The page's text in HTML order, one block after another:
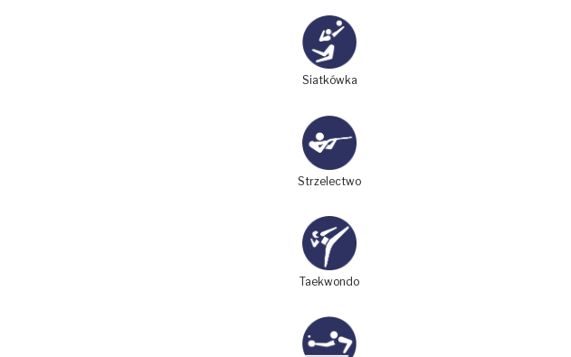
Siatkówka
Strzelectwo
Taekwondo